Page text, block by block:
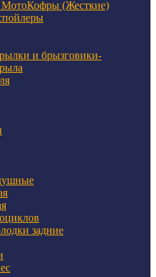
МотоКофры (Жесткие)
и брызговики-
задние